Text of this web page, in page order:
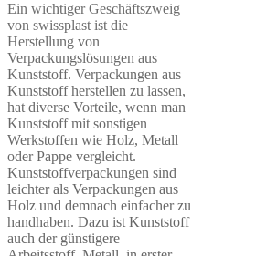
Ein wichtiger Geschäftszweig
von swissplast ist die
Herstellung von
Verpackungslösungen aus
Kunststoff. Verpackungen aus
Kunststoff herstellen zu lassen,
hat diverse Vorteile, wenn man
Kunststoff mit sonstigen
Werkstoffen wie Holz, Metall
oder Pappe vergleicht.
Kunststoffverpackungen sind
leichter als Verpackungen aus
Holz und demnach einfacher zu
handhaben. Dazu ist Kunststoff
auch der günstigere